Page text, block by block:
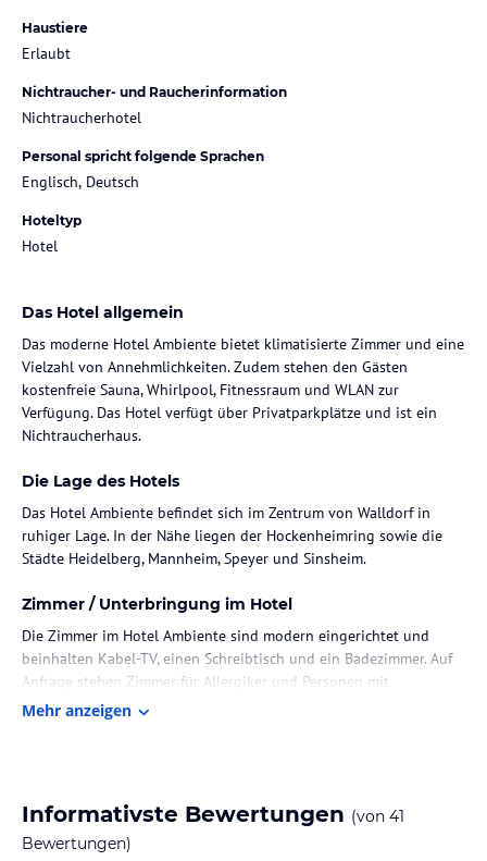
Haustiere
Erlaubt
Nichtraucher- und Raucherinformation
Nichtraucherhotel
Personal spricht folgende Sprachen
Englisch, Deutsch
Hoteltyp
Hotel
Das Hotel allgemein
Das moderne Hotel Ambiente bietet klimatisierte Zimmer und eine
Vielzahl von Annehmlichkeiten. Zudem stehen den Gästen
kostenfreie Sauna, Whirlpool, Fitnessraum und WLAN zur
Verfügung. Das Hotel verfügt über Privatparkplätze und ist ein
Nichtraucherhaus.
Die Lage des Hotels
Das Hotel Ambiente befindet sich im Zentrum von Walldorf in
ruhiger Lage. In der Nähe liegen der Hockenheimring sowie die
Städte Heidelberg, Mannheim, Speyer und Sinsheim.
Zimmer / Unterbringung im Hotel
Die Zimmer im Hotel Ambiente sind modern eingerichtet und
beinhalten Kabel-TV, einen Schreibtisch und ein Badezimmer. Auf
Anfrage stehen Zimmer für Allergiker und Personen mit
körperlichen Behinderungen zur Verfügung. Die Zimmerreinigung
Am Morgen wird ein abwechslungsreiches Frühstücksbuffet
angeboten. Bei schönem Wetter können die Gäste ihre Mahlzeiten
auf der Terrasse genießen.
Mehr anzeigen
Informativste Bewertungen (von 41
Bewertungen)